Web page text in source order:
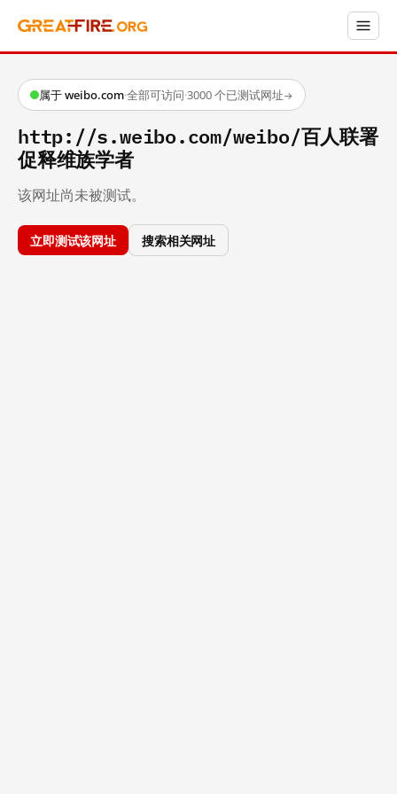
属于 weibo.com·全部可访问·3000 个已测试网址→
http://s.weibo.com/weibo/百人联署
促释维族学者
该网址尚未被测试。
立即测试该网址 搜索相关网址